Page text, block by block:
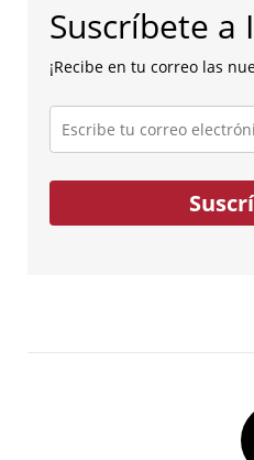
Suscríbete a
¡Recibe en tu correo las
Escribe
tu
correo
electrónico...